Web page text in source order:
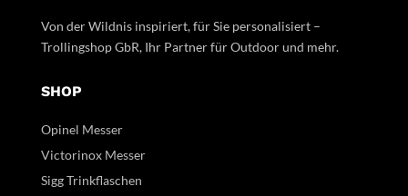
Von der Wildnis inspiriert, für Sie personalisiert –
Trollingshop GbR, Ihr Partner für Outdoor und mehr.
SHOP
Opinel Messer
Victorinox Messer
Sigg Trinkflaschen